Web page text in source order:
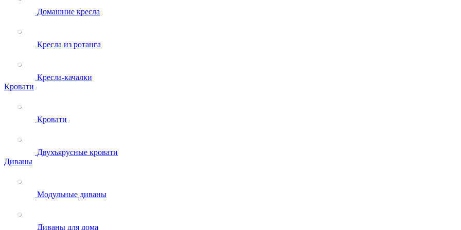
Домашние кресла
Кресла из ротанга
Кресла-качалки
Кровати
Кровати
Двухъярусные кровати
Диваны
Модульные диваны
Диваны для дома